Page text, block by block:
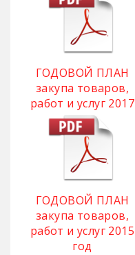
ГОДОВОЙ ПЛАН
закупа товаров,
работ и услуг 2017
год
ГОДОВОЙ ПЛАН
закупа товаров,
работ и услуг 2015
год